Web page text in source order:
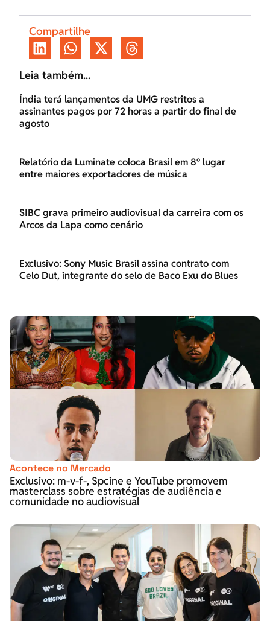
Compartilhe
Leia também...
Índia terá lançamentos da UMG restritos a
assinantes pagos por 72 horas a partir do final de
agosto
Relatório da Luminate coloca Brasil em 8º lugar
entre maiores exportadores de música
SIBC grava primeiro audiovisual da carreira com os
Arcos da Lapa como cenário
Exclusivo: Sony Music Brasil assina contrato com
Celo Dut, integrante do selo de Baco Exu do Blues
Acontece no Mercado
Exclusivo: m-v-f-, Spcine e YouTube promovem
masterclass sobre estratégias de audiência e
comunidade no audiovisual